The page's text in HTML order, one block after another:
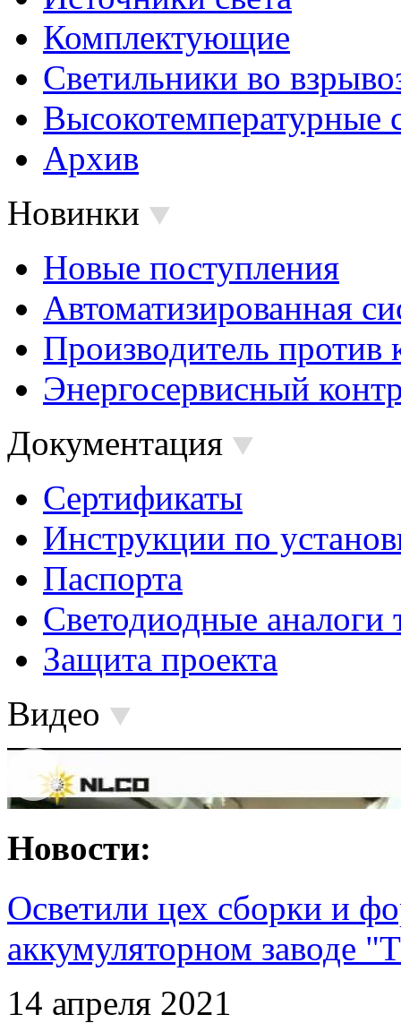
Комплектующие
Светильники во
Высокотемпературные
Архив
Новинки
Новые поступления
Автоматизированная
Производитель против
Энергосервисный
Документация
Сертификаты
Инструкции по
Паспорта
Светодиодные аналоги
Защита проекта
Видео
Новости:
Осветили цех сборки и
аккумуляторном заводе
14 апреля 2021